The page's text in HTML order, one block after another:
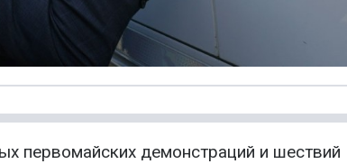
первомайских демонстраций и шествий